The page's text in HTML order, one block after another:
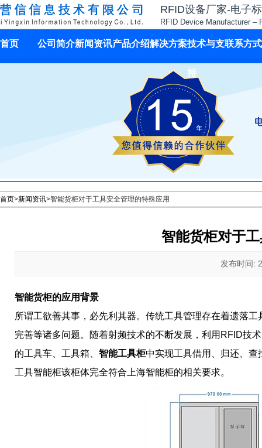
RFID设备厂家-电子
RFID Device Manufacturer –
首页 公司简介新闻资讯产品介绍解决方案技术与支
持
联系方式
首页>新闻资讯>智能货柜对于工具安全管理的特殊应用
智能货柜对于
发布时间:
智能货柜的应用背景
所谓工欲善其事，必先利其器。传统工具管理存在着遗落
完善等诸多问题。随着射频技术的不断发展，利用RFID技
的工具车、工具箱、 智能工具柜中实现工具借用、归还、
工具智能柜该柜体完全符合上海智能柜的相关要求。